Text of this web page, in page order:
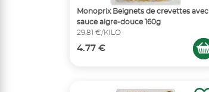
Monoprix Beignets de crevettes avec
sauce aigre-douce 160g
29,81 €/KILO
4.77 €